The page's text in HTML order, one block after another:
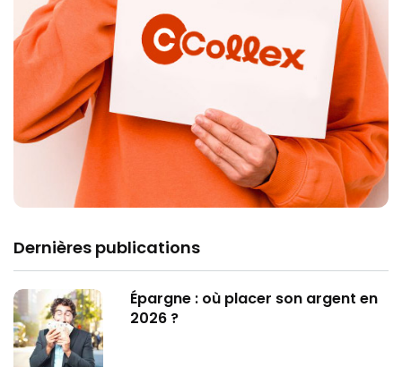
Dernières publications
Épargne : où placer son argent en
2026 ?